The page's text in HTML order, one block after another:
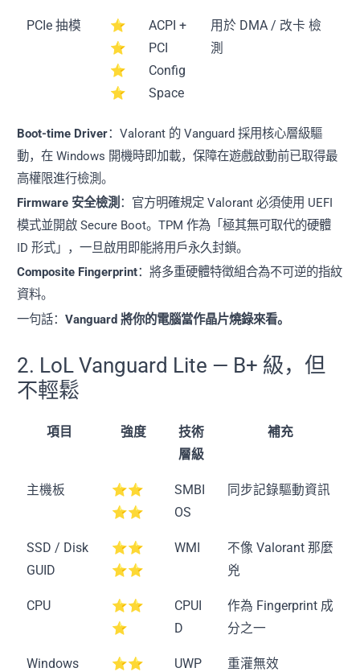
PCIe 抽模
⭐
⭐
⭐
⭐
ACPI +
PCI
Config
Space
用於 DMA / 改卡 檢
測
Boot-time Driver：Valorant 的 Vanguard 採用核心層級驅
動，在 Windows 開機時即加載，保障在遊戲啟動前已取得最
高權限進行檢測。
Firmware 安全檢測 ：官方明確規定 Valorant 必須使用 UEFI
模式並開啟 Secure Boot。TPM 作為「極其無可取代的硬體
ID 形式」，一旦啟用即能將用戶永久封鎖。
Composite Fingerprint：將多重硬體特徵組合為不可逆的指紋
資料。
一句話： Vanguard 將你的電腦當作晶片燒錄來看。
2. LoL Vanguard Lite — B+ 級，但
不輕鬆
項目 強度
技術
層級
補充
主機板
⭐⭐
⭐⭐
SMBI
OS
同步記錄驅動資訊
SSD / Disk
GUID
⭐⭐
⭐⭐
WMI
不像 Valorant 那麼
兇
CPU
⭐⭐
⭐
CPUI
D
作為 Fingerprint 成
分之一
Windows
⭐⭐
UWP 重灌無效